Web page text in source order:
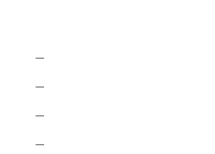
—
—
—
—